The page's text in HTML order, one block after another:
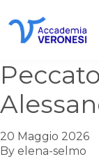
20 Maggio 2026
By elena-selmo